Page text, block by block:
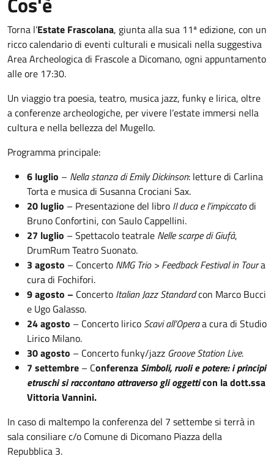
Torna l’Estate Frascolana, giunta alla sua 11ª edizione, con un
ricco calendario di eventi culturali e musicali nella suggestiva
Area Archeologica di Frascole a Dicomano, ogni appuntamento
alle ore 17:30.
Un viaggio tra poesia, teatro, musica jazz, funky e lirica, oltre
a conferenze archeologiche, per vivere l’estate immersi nella
cultura e nella bellezza del Mugello.
Programma principale:
6 luglio – Nella stanza di Emily Dickinson: letture di Carlina
Torta e musica di Susanna Crociani Sax.
20 luglio – Presentazione del libro Il duca e l’impiccatodi
Bruno Confortini, con Saulo Cappellini.
27 luglio – Spettacolo teatrale Nelle scarpe di Giufà,
DrumRum Teatro Suonato.
3 agosto – Concerto NMG Trio > Feedback Festival in Toura
cura di Fochifori.
9 agosto – Concerto Italian Jazz Standardcon Marco Bucci
e Ugo Galasso.
24 agosto – Concerto lirico Scavi all’Operaa cura di Studio
Lirico Milano.
30 agosto – Concerto funky/jazz Groove Station Live.
7 settembre – Conferenza Simboli, ruoli e potere: i principi
etruschi si raccontano attraverso gli oggetticon la dott.ssa
Vittoria Vannini.
In caso di maltempo la conferenza del 7 settembe si terrà in
sala consiliare c/o Comune di Dicomano Piazza della
Repubblica 3.